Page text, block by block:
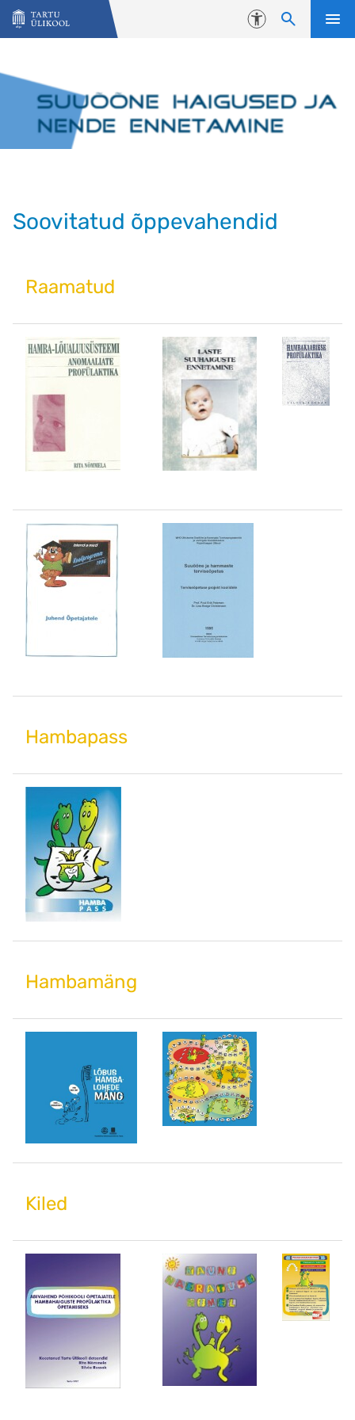
Liigu edasi põhisisu juurde
Juurdepääsetavus
Soovitatud õppevahendid
Raamatud
Hambapass
Hambamäng
Kiled